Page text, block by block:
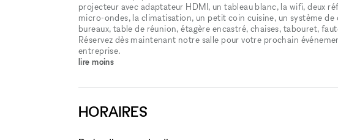
projecteur avec adaptateur HDMI, un tableau blanc, la wifi, deux
micro-ondes, la climatisation, un petit coin cuisine, un système de
bureaux, table de réunion, étagère encastré, chaises, tabouret,
Réservez dès maintenant notre salle pour votre prochain
entreprise.
lire moins
HORAIRES